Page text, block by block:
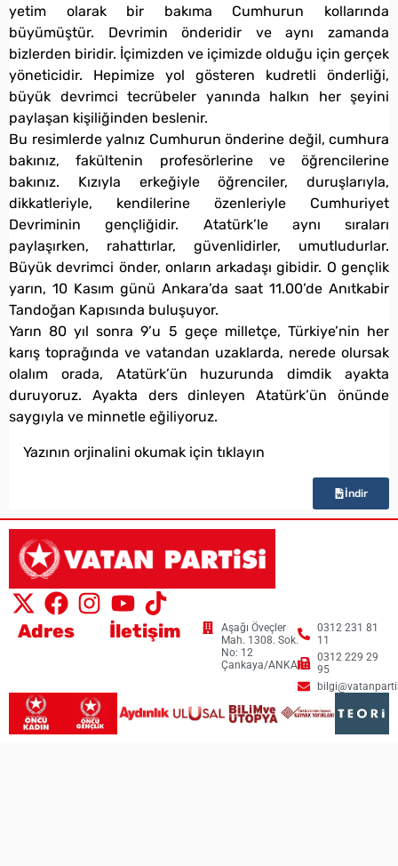
yetim olarak bir bakıma Cumhurun kollarında
büyümüştür. Devrimin önderidir ve aynı zamanda
bizlerden biridir. İçimizden ve içimizde olduğu için gerçek
yöneticidir. Hepimize yol gösteren kudretli önderliği,
büyük devrimci tecrübeler yanında halkın her şeyini
paylaşan kişiliğinden beslenir.
Bu resimlerde yalnız Cumhurun önderine değil, cumhura
bakınız, fakültenin profesörlerine ve öğrencilerine
bakınız. Kızıyla erkeğiyle öğrenciler, duruşlarıyla,
dikkatleriyle, kendilerine özenleriyle Cumhuriyet
Devriminin gençliğidir. Atatürk’le aynı sıraları
paylaşırken, rahattırlar, güvenlidirler, umutludurlar.
Büyük devrimci önder, onların arkadaşı gibidir. O gençlik
yarın, 10 Kasım günü Ankara’da saat 11.00’de Anıtkabir
Tandoğan Kapısında buluşuyor.
Yarın 80 yıl sonra 9’u 5 geçe milletçe, Türkiye’nin her
karış toprağında ve vatandan uzaklarda, nerede olursak
olalım orada, Atatürk’ün huzurunda dimdik ayakta
duruyoruz. Ayakta ders dinleyen Atatürk’ün önünde
saygıyla ve minnetle eğiliyoruz.
Yazının orjinalini okumak için tıklayın
İndir
Adres
Aşağı Öveçler
Mah. 1308. Sok.
No: 12
Çankaya/ANKARA
İletişim
0312 231 81
11
0312 229 29
95